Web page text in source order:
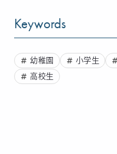
Keywords
幼稚園 小学生
高校生